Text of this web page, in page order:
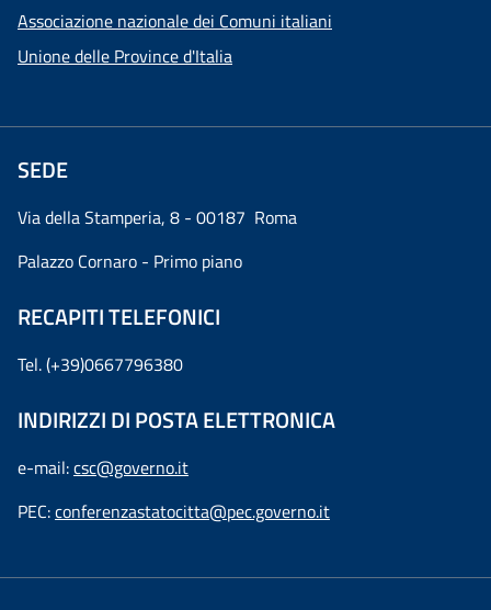
Associazione nazionale dei Comuni italiani
Unione delle Province d'Italia
SEDE
Via della Stamperia, 8 - 00187 Roma
Palazzo Cornaro - Primo piano
RECAPITI TELEFONICI
Tel. (+39)0667796380
INDIRIZZI DI POSTA ELETTRONICA
e-mail:csc@governo.it
PEC:conferenzastatocitta@pec.governo.it